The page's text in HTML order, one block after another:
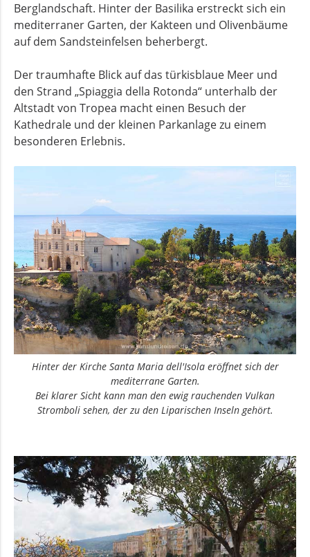
Berglandschaft. Hinter der Basilika erstreckt sich ein
mediterraner Garten, der Kakteen und Olivenbäume
auf dem Sandsteinfelsen beherbergt.
Der traumhafte Blick auf das türkisblaue Meer und
den Strand „Spiaggia della Rotonda“ unterhalb der
Altstadt von Tropea macht einen Besuch der
Kathedrale und der kleinen Parkanlage zu einem
besonderen Erlebnis.
Hinter der Kirche Santa Maria dell'Isola eröffnet sich der
mediterrane Garten.
Bei klarer Sicht kann man den ewig rauchenden Vulkan
Stromboli sehen, der zu den Liparischen Inseln gehört.